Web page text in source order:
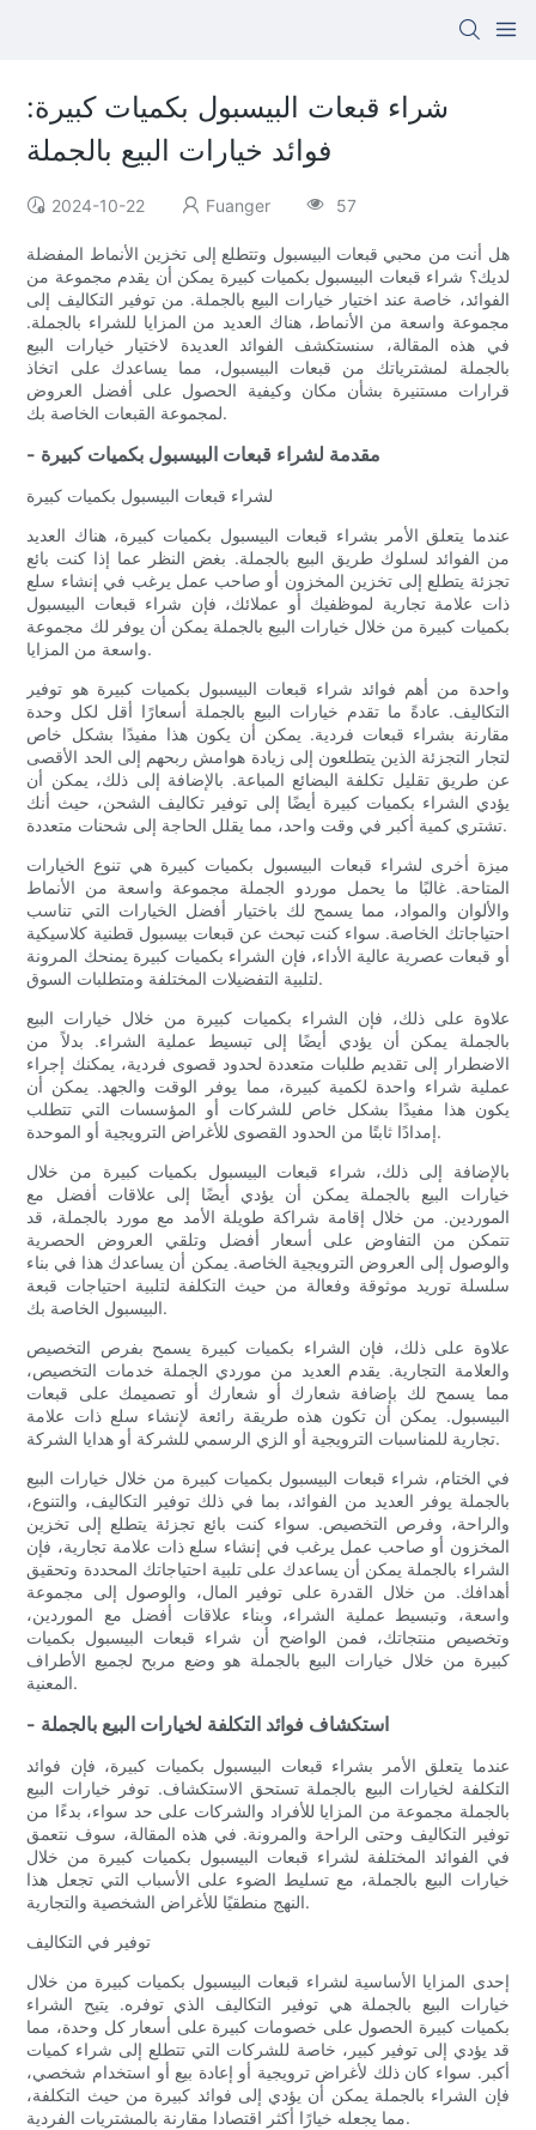
شراء قبعات البيسبول بكميات كبيرة:
فوائد خيارات البيع بالجملة
2024-10-22 Fuanger 57
هل أنت من محبي قبعات البيسبول وتتطلع إلى تخزين الأنماط المفضلة
لديك؟ شراء قبعات البيسبول بكميات كبيرة يمكن أن يقدم مجموعة من
الفوائد، خاصة عند اختيار خيارات البيع بالجملة. من توفير التكاليف إلى
مجموعة واسعة من الأنماط، هناك العديد من المزايا للشراء بالجملة.
في هذه المقالة، سنستكشف الفوائد العديدة لاختيار خيارات البيع
بالجملة لمشترياتك من قبعات البيسبول، مما يساعدك على اتخاذ
قرارات مستنيرة بشأن مكان وكيفية الحصول على أفضل العروض
لمجموعة القبعات الخاصة بك.
- مقدمة لشراء قبعات البيسبول بكميات كبيرة
لشراء قبعات البيسبول بكميات كبيرة
عندما يتعلق الأمر بشراء قبعات البيسبول بكميات كبيرة، هناك العديد
من الفوائد لسلوك طريق البيع بالجملة. بغض النظر عما إذا كنت بائع
تجزئة يتطلع إلى تخزين المخزون أو صاحب عمل يرغب في إنشاء سلع
ذات علامة تجارية لموظفيك أو عملائك، فإن شراء قبعات البيسبول
بكميات كبيرة من خلال خيارات البيع بالجملة يمكن أن يوفر لك مجموعة
واسعة من المزايا.
واحدة من أهم فوائد شراء قبعات البيسبول بكميات كبيرة هو توفير
التكاليف. عادةً ما تقدم خيارات البيع بالجملة أسعارًا أقل لكل وحدة
مقارنة بشراء قبعات فردية. يمكن أن يكون هذا مفيدًا بشكل خاص
لتجار التجزئة الذين يتطلعون إلى زيادة هوامش ربحهم إلى الحد الأقصى
عن طريق تقليل تكلفة البضائع المباعة. بالإضافة إلى ذلك، يمكن أن
يؤدي الشراء بكميات كبيرة أيضًا إلى توفير تكاليف الشحن، حيث أنك
تشتري كمية أكبر في وقت واحد، مما يقلل الحاجة إلى شحنات متعددة.
ميزة أخرى لشراء قبعات البيسبول بكميات كبيرة هي تنوع الخيارات
المتاحة. غالبًا ما يحمل موردو الجملة مجموعة واسعة من الأنماط
والألوان والمواد، مما يسمح لك باختيار أفضل الخيارات التي تناسب
احتياجاتك الخاصة. سواء كنت تبحث عن قبعات بيسبول قطنية كلاسيكية
أو قبعات عصرية عالية الأداء، فإن الشراء بكميات كبيرة يمنحك المرونة
لتلبية التفضيلات المختلفة ومتطلبات السوق.
علاوة على ذلك، فإن الشراء بكميات كبيرة من خلال خيارات البيع
بالجملة يمكن أن يؤدي أيضًا إلى تبسيط عملية الشراء. بدلاً من
الاضطرار إلى تقديم طلبات متعددة لحدود قصوى فردية، يمكنك إجراء
عملية شراء واحدة لكمية كبيرة، مما يوفر الوقت والجهد. يمكن أن
يكون هذا مفيدًا بشكل خاص للشركات أو المؤسسات التي تتطلب
إمدادًا ثابتًا من الحدود القصوى للأغراض الترويجية أو الموحدة.
بالإضافة إلى ذلك، شراء قبعات البيسبول بكميات كبيرة من خلال
خيارات البيع بالجملة يمكن أن يؤدي أيضًا إلى علاقات أفضل مع
الموردين. من خلال إقامة شراكة طويلة الأمد مع مورد بالجملة، قد
تتمكن من التفاوض على أسعار أفضل وتلقي العروض الحصرية
والوصول إلى العروض الترويجية الخاصة. يمكن أن يساعدك هذا في بناء
سلسلة توريد موثوقة وفعالة من حيث التكلفة لتلبية احتياجات قبعة
البيسبول الخاصة بك.
علاوة على ذلك، فإن الشراء بكميات كبيرة يسمح بفرص التخصيص
والعلامة التجارية. يقدم العديد من موردي الجملة خدمات التخصيص،
مما يسمح لك بإضافة شعارك أو شعارك أو تصميمك على قبعات
البيسبول. يمكن أن تكون هذه طريقة رائعة لإنشاء سلع ذات علامة
تجارية للمناسبات الترويجية أو الزي الرسمي للشركة أو هدايا الشركة.
في الختام، شراء قبعات البيسبول بكميات كبيرة من خلال خيارات البيع
بالجملة يوفر العديد من الفوائد، بما في ذلك توفير التكاليف، والتنوع،
والراحة، وفرص التخصيص. سواء كنت بائع تجزئة يتطلع إلى تخزين
المخزون أو صاحب عمل يرغب في إنشاء سلع ذات علامة تجارية، فإن
الشراء بالجملة يمكن أن يساعدك على تلبية احتياجاتك المحددة وتحقيق
أهدافك. من خلال القدرة على توفير المال، والوصول إلى مجموعة
واسعة، وتبسيط عملية الشراء، وبناء علاقات أفضل مع الموردين،
وتخصيص منتجاتك، فمن الواضح أن شراء قبعات البيسبول بكميات
كبيرة من خلال خيارات البيع بالجملة هو وضع مربح لجميع الأطراف
المعنية.
- استكشاف فوائد التكلفة لخيارات البيع بالجملة
عندما يتعلق الأمر بشراء قبعات البيسبول بكميات كبيرة، فإن فوائد
التكلفة لخيارات البيع بالجملة تستحق الاستكشاف. توفر خيارات البيع
بالجملة مجموعة من المزايا للأفراد والشركات على حد سواء، بدءًا من
توفير التكاليف وحتى الراحة والمرونة. في هذه المقالة، سوف نتعمق
في الفوائد المختلفة لشراء قبعات البيسبول بكميات كبيرة من خلال
خيارات البيع بالجملة، مع تسليط الضوء على الأسباب التي تجعل هذا
النهج منطقيًا للأغراض الشخصية والتجارية.
توفير في التكاليف
إحدى المزايا الأساسية لشراء قبعات البيسبول بكميات كبيرة من خلال
خيارات البيع بالجملة هي توفير التكاليف الذي توفره. يتيح الشراء
بكميات كبيرة الحصول على خصومات كبيرة على أسعار كل وحدة، مما
قد يؤدي إلى توفير كبير، خاصة للشركات التي تتطلع إلى شراء كميات
أكبر. سواء كان ذلك لأغراض ترويجية أو إعادة بيع أو استخدام شخصي،
فإن الشراء بالجملة يمكن أن يؤدي إلى فوائد كبيرة من حيث التكلفة،
مما يجعله خيارًا أكثر اقتصادا مقارنة بالمشتريات الفردية.